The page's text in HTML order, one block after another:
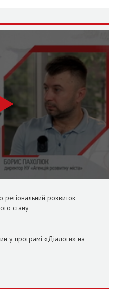
розвиток
стану
у програмі «Діалоги» на